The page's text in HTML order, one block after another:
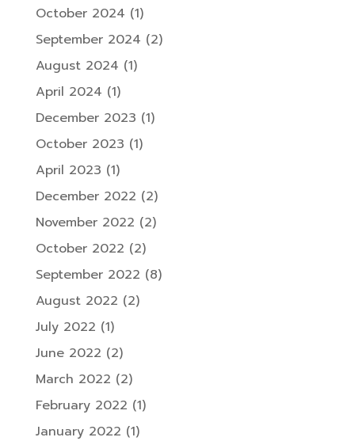
October 2024 (1)
September 2024 (2)
August 2024 (1)
April 2024 (1)
December 2023 (1)
October 2023 (1)
April 2023 (1)
December 2022 (2)
November 2022 (2)
October 2022 (2)
September 2022 (8)
August 2022 (2)
July 2022 (1)
June 2022 (2)
March 2022 (2)
February 2022 (1)
January 2022 (1)